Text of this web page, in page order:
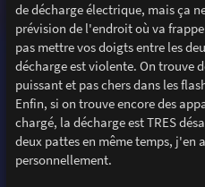
de décharge électrique, mais ça
prévision de l'endroit où va
pas mettre vos doigts entre les
décharge est violente. On trouve
puissant et pas chers dans les
Enfin, si on trouve encore des
chargé, la décharge est TRES
deux pattes en même temps, j'en
personnellement.